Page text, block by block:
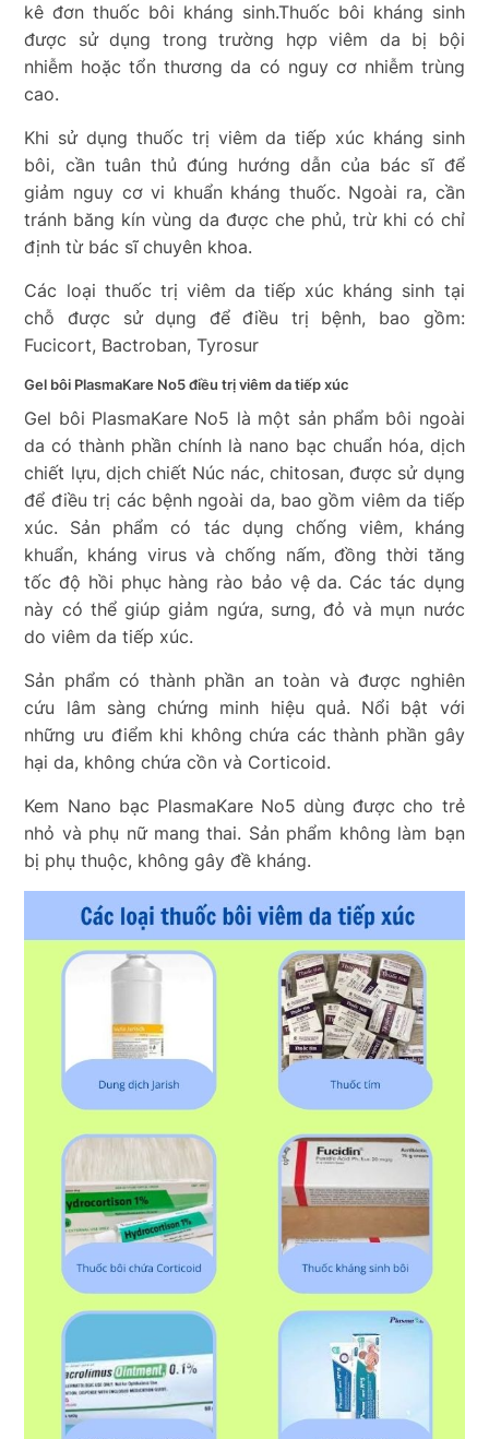
kê đơn thuốc bôi kháng sinh.Thuốc bôi kháng sinh
được sử dụng trong trường hợp viêm da bị bội
nhiễm hoặc tổn thương da có nguy cơ nhiễm trùng
cao.
Khi sử dụng thuốc trị viêm da tiếp xúc kháng sinh
bôi, cần tuân thủ đúng hướng dẫn của bác sĩ để
giảm nguy cơ vi khuẩn kháng thuốc. Ngoài ra, cần
tránh băng kín vùng da được che phủ, trừ khi có chỉ
định từ bác sĩ chuyên khoa.
Các loại thuốc trị viêm da tiếp xúc kháng sinh tại
chỗ được sử dụng để điều trị bệnh, bao gồm:
Fucicort, Bactroban, Tyrosur
Gel bôi PlasmaKare No5 điều trị viêm da tiếp xúc
Gel bôi PlasmaKare No5 là một sản phẩm bôi ngoài
da có thành phần chính là nano bạc chuẩn hóa, dịch
chiết lựu, dịch chiết Núc nác, chitosan, được sử dụng
để điều trị các bệnh ngoài da, bao gồm viêm da tiếp
xúc. Sản phẩm có tác dụng chống viêm, kháng
khuẩn, kháng virus và chống nấm,đồng thời tăng
tốc độ hồi phục hàng rào bảo vệ da. Các tác dụng
này có thể giúp giảm ngứa, sưng, đỏ và mụn nước
do viêm da tiếp xúc.
Sản phẩm có thành phần an toàn và được nghiên
cứu lâm sàng chứng minh hiệu quả. Nổi bật với
những ưu điểm khi không chứa các thành phần gây
hại da, không chứa cồn và Corticoid.
Kem Nano bạc PlasmaKare No5 dùng được cho trẻ
nhỏ và phụ nữ mang thai. Sản phẩm không làm bạn
bị phụ thuộc, không gây đề kháng.